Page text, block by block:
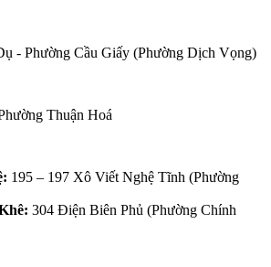
- Phường Cầu Giấy (Phường Dịch Vọng)
Thuận Hoá
195 – 197 Xô Viết Nghệ Tĩnh (Phường
304 Điện Biên Phủ (Phường Chính